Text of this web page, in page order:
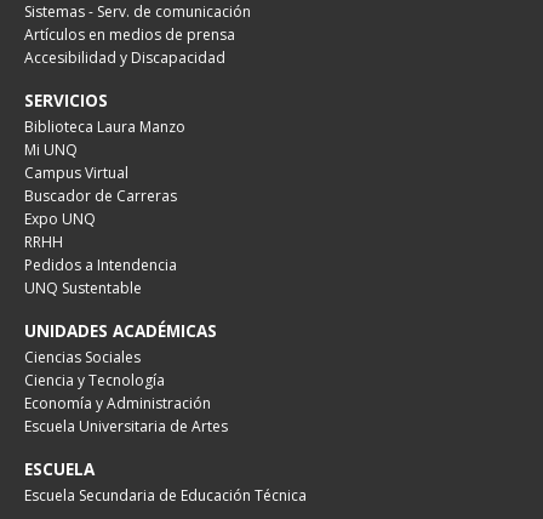
Sistemas - Serv. de comunicación
Artículos en medios de prensa
Accesibilidad y Discapacidad
SERVICIOS
Biblioteca Laura Manzo
Mi UNQ
Campus Virtual
Buscador de Carreras
Expo UNQ
RRHH
Pedidos a Intendencia
UNQ Sustentable
UNIDADES ACADÉMICAS
Ciencias Sociales
Ciencia y Tecnología
Economía y Administración
Escuela Universitaria de Artes
ESCUELA
Escuela Secundaria de Educación Técnica